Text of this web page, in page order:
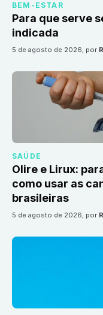
BEM-ESTAR
Para que serve
indicada
5 de agosto de 2026, por
SAÚDE
Olire e Lirux:
como usar as
brasileiras
5 de agosto de 2026, por